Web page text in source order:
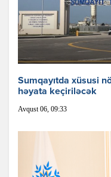
Sumqayıtda xüsusi
həyata keçiriləcək
Avqust 06, 09:33